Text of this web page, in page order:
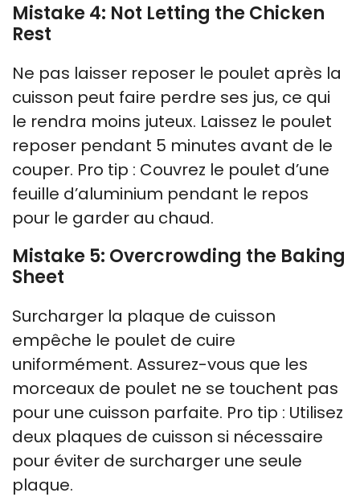
Mistake 4: Not Letting the Chicken
Rest
Ne pas laisser reposer le poulet après la
cuisson peut faire perdre ses jus, ce qui
le rendra moins juteux. Laissez le poulet
reposer pendant 5 minutes avant de le
couper. Pro tip : Couvrez le poulet d’une
feuille d’aluminium pendant le repos
pour le garder au chaud.
Mistake 5: Overcrowding the Baking
Sheet
Surcharger la plaque de cuisson
empêche le poulet de cuire
uniformément. Assurez-vous que les
morceaux de poulet ne se touchent pas
pour une cuisson parfaite. Pro tip : Utilisez
deux plaques de cuisson si nécessaire
pour éviter de surcharger une seule
plaque.